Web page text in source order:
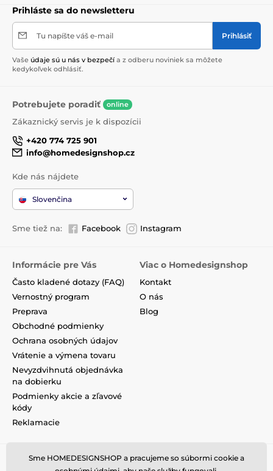
Prihláste sa do newsletteru
Tu napíšte váš e-mail Prihlásiť
Vaše údaje sú u nás v bezpečí a z odberu noviniek sa môžete
kedykoľvek odhlásiť.
Potrebujete poradiť online
Zákaznický servis je k dispozícii
+420 774 725 901
info@homedesignshop.cz
Kde nás nájdete
Slovenčina
Sme tiež na: Facebook Instagram
Informácie pre Vás
Často kladené dotazy (FAQ)
Vernostný program
Preprava
Obchodné podmienky
Ochrana osobných údajov
Vrátenie a výmena tovaru
Nevyzdvihnutá objednávka
na dobierku
Podmienky akcie a zľavové
kódy
Reklamacie
Viac o Homedesignshop
Kontakt
O nás
Blog
Sme HOMEDESIGNSHOP a pracujeme so súbormi cookie a